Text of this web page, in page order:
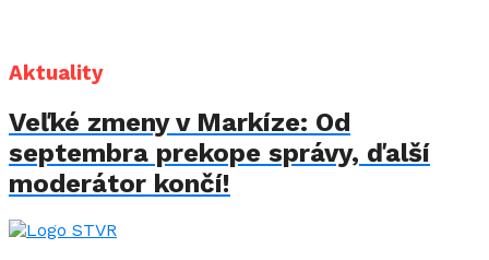
Aktuality
Veľké zmeny v Markíze: Od
septembra prekope správy, ďalší
moderátor končí!